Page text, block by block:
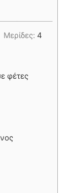
Μερίδες: 4
φέτες